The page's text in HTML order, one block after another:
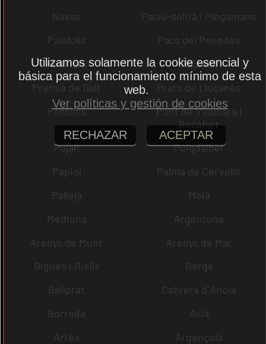
Navas
Palau-solità i Plegamans
Palafolls
Pacs del Penedès
Rellinars
Rajadell
Premià de Dalt
Prats de Lluçanès
Pontons
Pont de Vilomara i
Rocafort
Pujalt
Puigdàlber
Papiol
Palma de Cervelló
Pallejà
Moià
Mediona
Argentona
Arenys de Munt
Arenys de Mar
Bigues i Riells
Berga
Bellprat
Cabrera d´Anoia
Borredà
Avià
Artés
Argençola
Utilizamos solamente la cookie esencial y
básica para el funcionamiento mínimo de esta
web.
Ver políticas y gestión de cookies
RECHAZAR ACEPTAR